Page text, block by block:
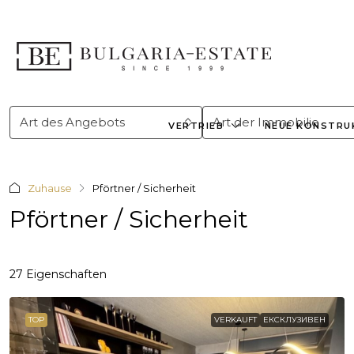
VERTRIEB NEUE
Art des Angebots Art der Immobilie
Zuhause Pförtner / Sicherheit
Pförtner / Sicherheit
27 Eigenschaften
TOP VERKAUFT ЕКСКЛУЗИВЕН